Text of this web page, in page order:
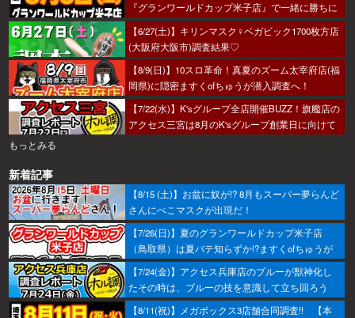
『グランワールドカップ米子店』で一緒に勝ちに
行こうか～！
【6/27(土)】キリンマスク♀ベガビック1700枚方店
(大阪府大阪市)調査結果♡
【8/9(日)】10スロ革命！真夏のズーム太宰府店(福
岡県)に隠密ますくofちゅうが潜入調査へ！
【7/22(水)】K'sグループ全店開催BUZZ！旗艦店の
アクセス三宮は8月のK'sグループ創業日に向けて
もっとみる
新着記事
【8/15 (土)】お盆に奴が!? 8月もスーパー夢らんど
さんにぺこマスクが出現だ！
【7/26(日)】夏のグランワールドカップ米子店
（鳥取県）は夏バテ知らずか!?ますくofちゅうが
調査してきたで～！
【7/24(金)】アクセス兵庫店のブルーが獣神化し
たその時は、ブルーの技を意識して立ち回ろう
ぞ！
【8/11(祝)】メガボックス3店舗合同調査!! 【本